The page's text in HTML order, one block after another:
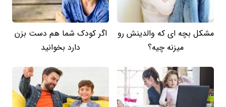
مشکل بچه ای که والدینش رو
میزنه چیه؟
اگر کودک شما هم دست بزن
دارد بخوانید